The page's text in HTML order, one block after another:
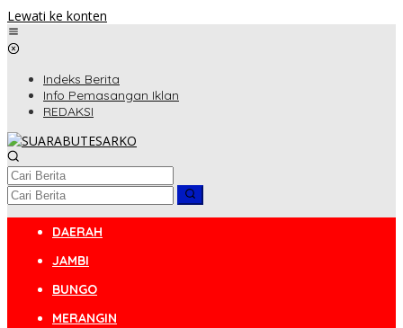
Lewati ke konten
Indeks Berita
Info Pemasangan Iklan
REDAKSI
DAERAH
JAMBI
BUNGO
MERANGIN